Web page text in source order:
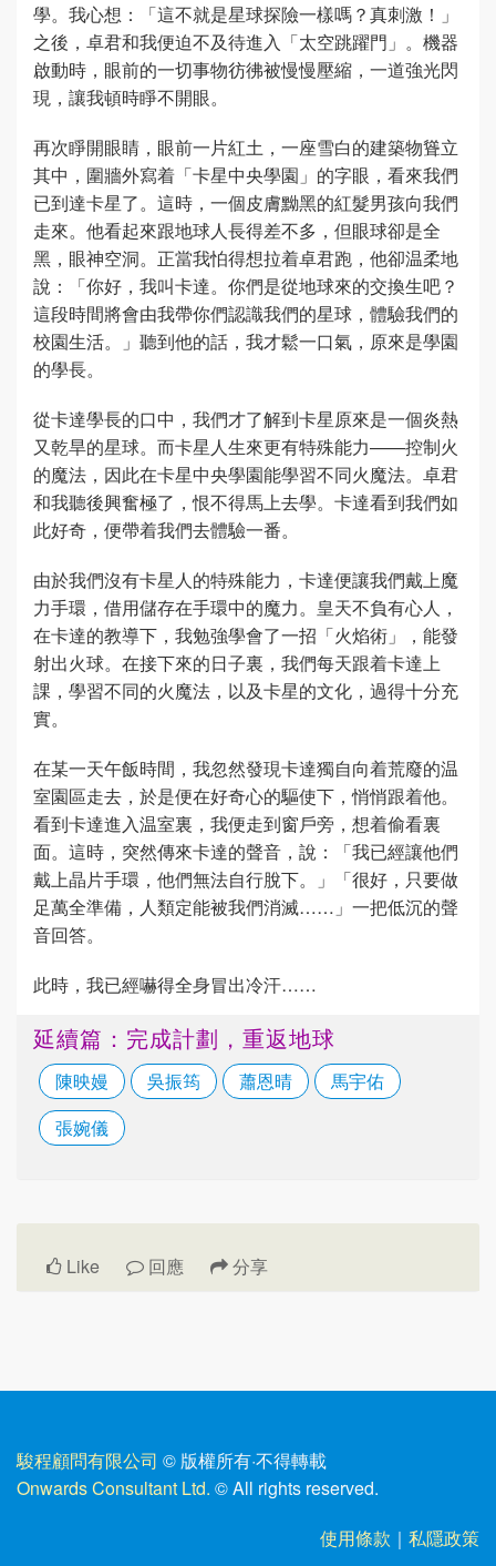
學。我心想：「這不就是星球探險一樣嗎？真刺激！」
之後，卓君和我便迫不及待進入「太空跳躍門」。機器
啟動時，眼前的一切事物彷彿被慢慢壓縮，一道強光閃
現，讓我頓時睜不開眼。
再次睜開眼睛，眼前一片紅土，一座雪白的建築物聳立
其中，圍牆外寫着「卡星中央學園」的字眼，看來我們
已到達卡星了。這時，一個皮膚黝黑的紅髮男孩向我們
走來。他看起來跟地球人長得差不多，但眼球卻是全
黑，眼神空洞。正當我怕得想拉着卓君跑，他卻温柔地
說：「你好，我叫卡達。你們是從地球來的交換生吧？
這段時間將會由我帶你們認識我們的星球，體驗我們的
校園生活。」聽到他的話，我才鬆一口氣，原來是學園
的學長。
從卡達學長的口中，我們才了解到卡星原來是一個炎熱
又乾旱的星球。而卡星人生來更有特殊能力——控制火
的魔法，因此在卡星中央學園能學習不同火魔法。卓君
和我聽後興奮極了，恨不得馬上去學。卡達看到我們如
此好奇，便帶着我們去體驗一番。
由於我們沒有卡星人的特殊能力，卡達便讓我們戴上魔
力手環，借用儲存在手環中的魔力。皇天不負有心人，
在卡達的教導下，我勉強學會了一招「火焰術」，能發
射出火球。在接下來的日子裏，我們每天跟着卡達上
課，學習不同的火魔法，以及卡星的文化，過得十分充
實。
在某一天午飯時間，我忽然發現卡達獨自向着荒廢的温
室園區走去，於是便在好奇心的驅使下，悄悄跟着他。
看到卡達進入温室裏，我便走到窗戶旁，想着偷看裏
面。這時，突然傳來卡達的聲音，說：「我已經讓他們
戴上晶片手環，他們無法自行脫下。」「很好，只要做
足萬全準備，人類定能被我們消滅……」一把低沉的聲
音回答。
此時，我已經嚇得全身冒出冷汗……
延續篇：完成計劃，重返地球
陳映嫚 吳振筠 蕭恩晴
馬宇佑
張婉儀
Like 回應 分享
駿程顧問有限公司 © 版權所有·不得轉載
Onwards Consultant Ltd. © All rights reserved.
使用條款 ｜ 私隱政策